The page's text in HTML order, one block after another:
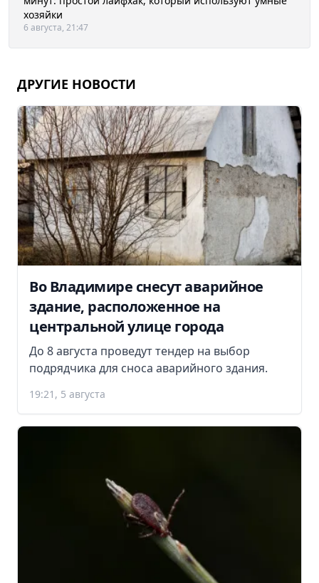
хозяйки
6 августа, 21:47
ДРУГИЕ НОВОСТИ
Во Владимире снесут аварийное
здание, расположенное на
центральной улице города
До 8 августа проведут тендер на выбор
подрядчика для сноса аварийного здания.
19:21, 5 августа